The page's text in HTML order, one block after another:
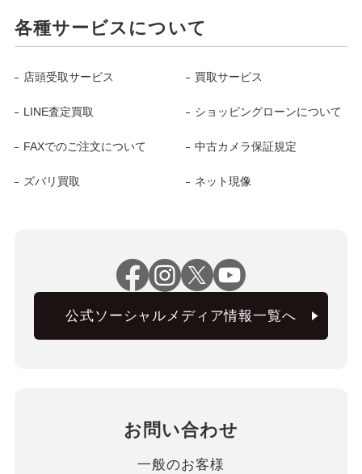
各種サービスについて
店頭受取サービス 買取サービス
LINE査定買取 ショッピングローンについて
FAXでのご注文について 中古カメラ保証規定
ズバリ買取 ネット現像
公式ソーシャルメディア情報一覧へ
お問い合わせ
一般のお客様